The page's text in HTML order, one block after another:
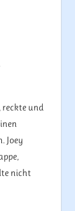
reckte und
Joey
nicht